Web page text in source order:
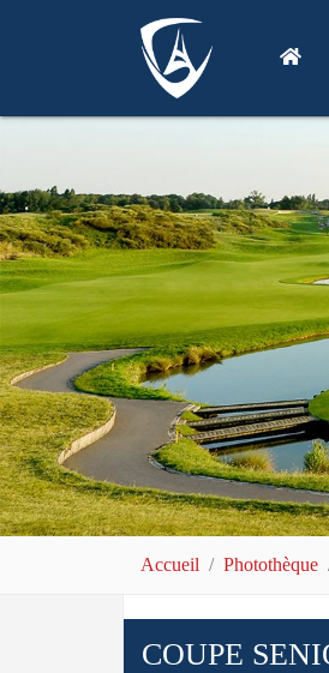
Accueil Photothèque
COUPE